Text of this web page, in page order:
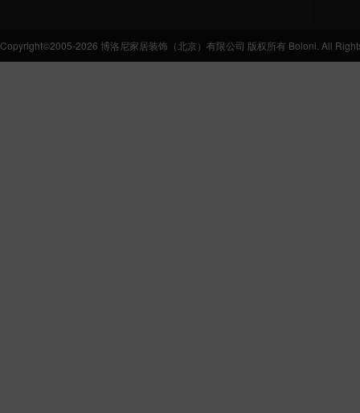
Copyright©2005-2026 博洛尼家居装饰（北京）有限公司 版权所有 Boloni. All